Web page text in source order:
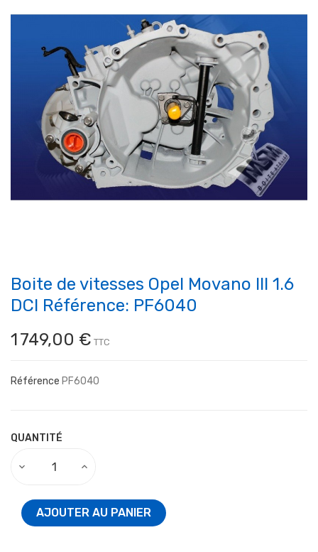
Boite de vitesses Opel Movano III 1.6
DCI Référence: PF6040
1 749,00 € TTC
Référence PF6040
QUANTITÉ
AJOUTER AU PANIER